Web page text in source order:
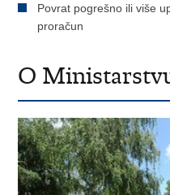
Povrat pogrešno ili više
proračun
O